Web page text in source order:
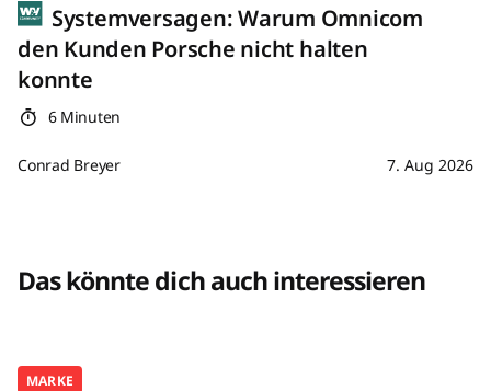
Systemversagen: Warum Omnicom
den Kunden Porsche nicht halten
konnte
6 Minuten
Conrad Breyer 7. Aug 2026
Das könnte dich auch interessieren
MARKE